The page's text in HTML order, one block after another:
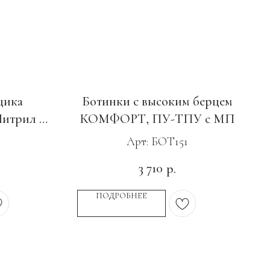
с
Ботинки с высоким берцем
КОМФОРТ, ПУ-ТПУ с МП
Арт: БОТ151
3 710 р.
ПОДРОБНЕЕ